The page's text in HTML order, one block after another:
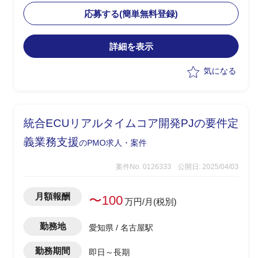
応募する(簡単無料登録)
詳細を表示
気になる
統合ECUリアルタイムコア開発PJの要件定
義業務支援のPMO求人・案件
案件No. 0126333 公開日: 2025/04/03
月額報酬 〜100万円/月(税別)
勤務地 愛知県 / 名古屋駅
勤務期間 即日～長期